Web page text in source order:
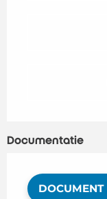
Documentatie
DOCUMENT